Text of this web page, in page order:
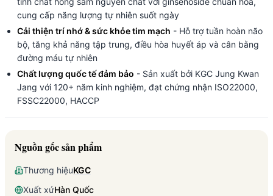
cung cấp năng lượng tự nhiên suốt ngày
Cải thiện trí nhớ & sức khỏe tim mạch - Hỗ trợ tuần hoàn não
bộ, tăng khả năng tập trung, điều hòa huyết áp và cân bằng
đường máu tự nhiên
Chất lượng quốc tế đảm bảo - Sản xuất bởi KGC Jung Kwan
Jang với 120+ năm kinh nghiệm, đạt chứng nhận ISO22000,
FSSC22000, HACCP
Nguồn gốc sản phẩm
Thương hiệuKGC
Xuất xứHàn Quốc